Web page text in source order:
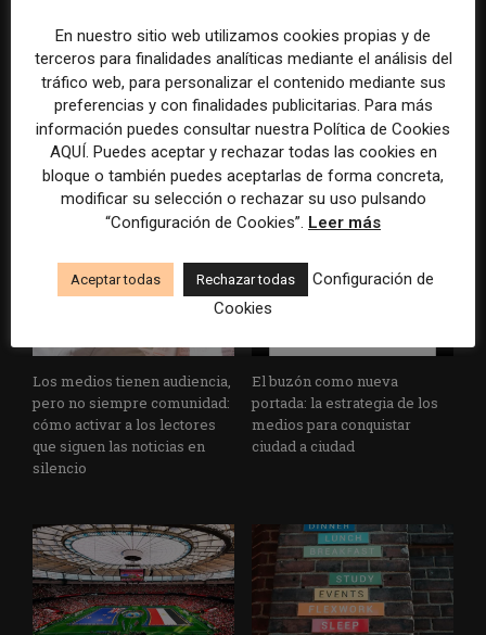
Veinte ejemplos de uso de la
IA en redacciones, productos
y negocios periodísticos
La bolsa ha borrado hasta el
98% del valor de algunos
grandes grupos de prensa
tradicionales
Los medios tienen audiencia,
pero no siempre comunidad:
cómo activar a los lectores
que siguen las noticias en
silencio
El buzón como nueva
portada: la estrategia de los
medios para conquistar
ciudad a ciudad
En nuestro sitio web utilizamos cookies propias y de
terceros para finalidades analíticas mediante el análisis del
tráfico web, para personalizar el contenido mediante sus
preferencias y con finalidades publicitarias. Para más
información puedes consultar nuestra Política de Cookies
AQUÍ. Puedes aceptar y rechazar todas las cookies en
bloque o también puedes aceptarlas de forma concreta,
modificar su selección o rechazar su uso pulsando
“Configuración de Cookies”. Leer más
Aceptar todas Rechazar todas
Configuración de
Cookies